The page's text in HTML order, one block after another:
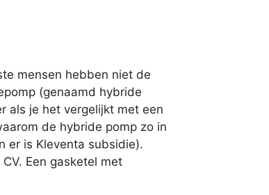
mensen hebben niet de
(genaamd hybride
als je het vergelijkt met een
de hybride pomp zo in
er is Kleventa subsidie).
Een gasketel met